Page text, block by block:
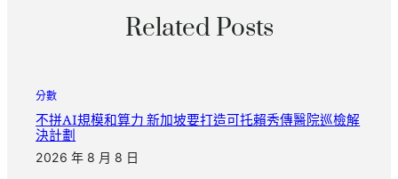
Related Posts
分數
不拼AI規模和算力 新加坡要打造可托賴秀傳醫院巡檢解
決計劃
2026 年 8 月 8 日